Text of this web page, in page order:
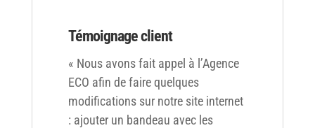
Témoignage client
« Nous avons fait appel à l’Agence
ECO afin de faire quelques
modifications sur notre site internet
: ajouter un bandeau avec les